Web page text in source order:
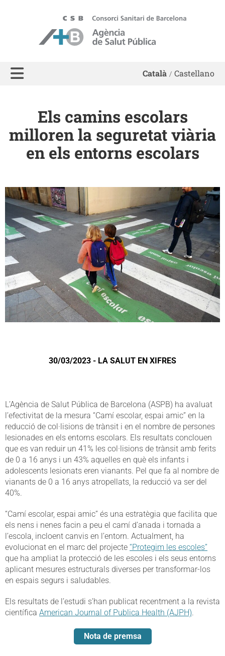
ASPB - Agència de Salut Pública de Barcelona
Català Castellano
Els camins escolars
milloren la seguretat viària
en els entorns escolars
30/03/2023 - LA SALUT EN XIFRES
L’Agència de Salut Pública de Barcelona (ASPB) ha avaluat
l’efectivitat de la mesura “Camí escolar, espai amic” en la
reducció de col·lisions de trànsit i en el nombre de persones
lesionades en els entorns escolars. Els resultats conclouen
que es van reduir un 41% les col·lisions de trànsit amb ferits
de 0 a 16 anys i un 43% aquelles en què els infants i
adolescents lesionats eren vianants. Pel que fa al nombre de
vianants de 0 a 16 anys atropellats, la reducció va ser del
40%.
“Camí escolar, espai amic” és una estratègia que facilita que
els nens i nenes facin a peu el camí d’anada i tornada a
l’escola, incloent canvis en l’entorn. Actualment, ha
evolucionat en el marc del projecte “Protegim les escoles”
que ha ampliat la protecció de les escoles i els seus entorns
aplicant mesures estructurals diverses per transformar-los
en espais segurs i saludables.
Els resultats de l’estudi s’han publicat recentment a la revista
científica American Journal of Publica Health (AJPH).
Nota de premsa